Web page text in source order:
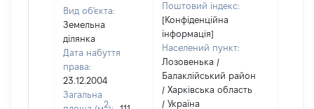
Вид об'єкта:
Земельна
ділянка
Дата набуття
права:
23.12.2004
Загальна
2
Поштовий індекс:
[Конфіденційна
інформація]
Населений пункт:
Лозовенька /
Балаклійський район
/ Харківська область
/ Україна